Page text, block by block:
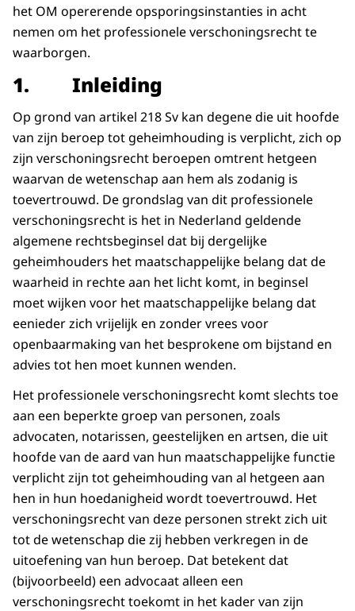
het OM opererende opsporingsinstanties in acht
nemen om het professionele verschoningsrecht te
waarborgen.
1. Inleiding
Op grond van artikel 218 Sv kan degene die uit hoofde
van zijn beroep tot geheimhouding is verplicht, zich op
zijn verschoningsrecht beroepen omtrent hetgeen
waarvan de wetenschap aan hem als zodanig is
toevertrouwd. De grondslag van dit professionele
verschoningsrecht is het in Nederland geldende
algemene rechtsbeginsel dat bij dergelijke
geheimhouders het maatschappelijke belang dat de
waarheid in rechte aan het licht komt, in beginsel
moet wijken voor het maatschappelijke belang dat
eenieder zich vrijelijk en zonder vrees voor
openbaarmaking van het besprokene om bijstand en
advies tot hen moet kunnen wenden.
Het professionele verschoningsrecht komt slechts toe
aan een beperkte groep van personen, zoals
advocaten, notarissen, geestelijken en artsen, die uit
hoofde van de aard van hun maatschappelijke functie
verplicht zijn tot geheimhouding van al hetgeen aan
hen in hun hoedanigheid wordt toevertrouwd. Het
verschoningsrecht van deze personen strekt zich uit
tot de wetenschap die zij hebben verkregen in de
uitoefening van hun beroep. Dat betekent dat
(bijvoorbeeld) een advocaat alleen een
verschoningsrecht toekomt in het kader van zijn